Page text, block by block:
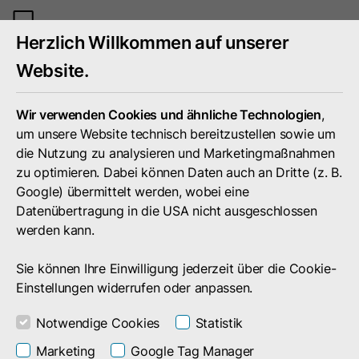
Suchergebnis
Herzlich Willkommen auf unserer
Website.
Wir verwenden Cookies und ähnliche Technologien,
um unsere Website technisch bereitzustellen sowie um
die Nutzung zu analysieren und Marketingmaßnahmen
zu optimieren. Dabei können Daten auch an Dritte (z. B.
Google) übermittelt werden, wobei eine
Datenübertragung in die USA nicht ausgeschlossen
werden kann.
Sie können Ihre Einwilligung jederzeit über die Cookie-
Einstellungen widerrufen oder anpassen.
Notwendige Cookies
Statistik
Marketing
Google Tag Manager